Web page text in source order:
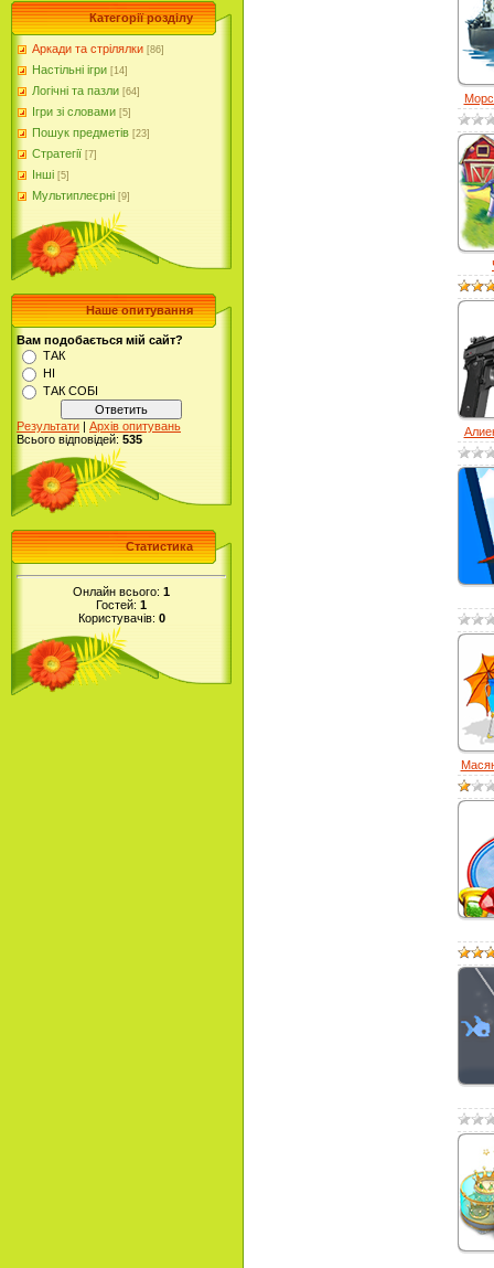
Категорії розділу
Аркади та стрілялки [86]
Настільні ігри [14]
Логічні та пазли [64]
Ігри зі словами [5]
Пошук предметів [23]
Стратегії [7]
Інші [5]
Мультиплеєрні [9]
Наше опитування
Вам подобається мій сайт?
ТАК
НІ
ТАК СОБІ
Результати | Архів опитувань
Всього відповідей: 535
Статистика
Онлайн всього: 1
Гостей: 1
Користувачів: 0